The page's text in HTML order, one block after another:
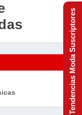
Tendencias Moda Suscriptores